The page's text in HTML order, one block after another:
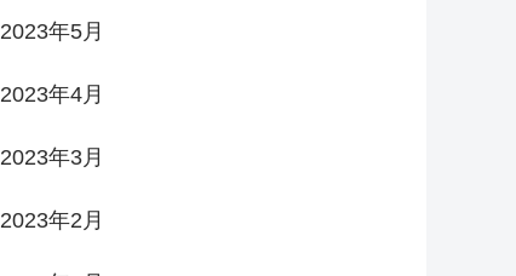
2023年5月
2023年4月
2023年3月
2023年2月